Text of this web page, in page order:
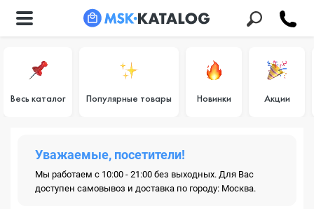
Весь каталог Популярные товары Новинки Акции
Уважаемые, посетители!
Мы работаем с 10:00 - 21:00 без выходных. Для Вас
доступен самовывоз и доставка по городу: Москва.